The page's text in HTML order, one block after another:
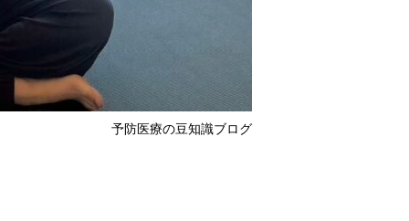
予防医療の豆知識ブログ